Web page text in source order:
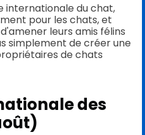
internationale du chat,
pour les chats, et
leurs amis félins
simplement de créer une
de chats
des